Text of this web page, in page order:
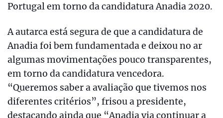
Portugal em torno da candidatura Anadia 2020.
A autarca está segura de que a candidatura de
Anadia foi bem fundamentada e deixou no ar
algumas movimentações pouco transparentes,
em torno da candidatura vencedora.
“Queremos saber a avaliação que tivemos nos
diferentes critérios”, frisou a presidente,
destacando ainda que “Anadia via continuar a